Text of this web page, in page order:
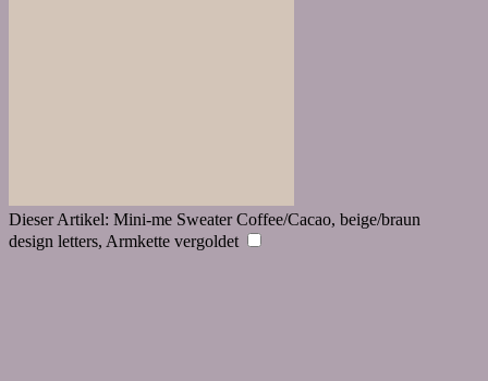
Dieser Artikel: Mini-me Sweater Coffee/Cacao, beige/braun
design letters, Armkette vergoldet